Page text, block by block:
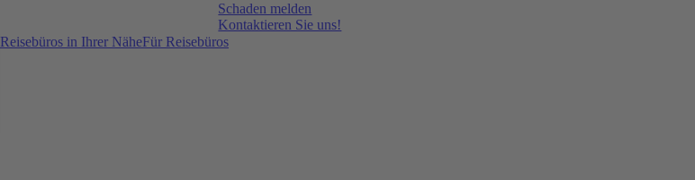
Schaden melden
Kontaktieren Sie uns!
Reisebüros in Ihrer NäheFür Reisebüros